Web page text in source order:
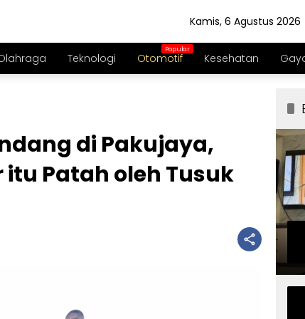
Kamis, 6 Agustus 2026
Teknologi Otomotif Kesehatan
di Pakujaya,
itu Patah oleh Tusuk